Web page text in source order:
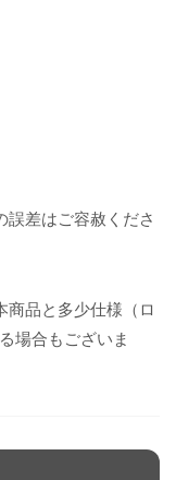
差はご容赦くださ
品と多少仕様（ロ
場合もございま